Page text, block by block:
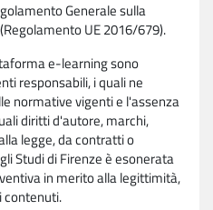
Generale sulla
UE 2016/679).
e-learning sono
responsabili, i quali ne
normative vigenti e l'assenza
diritti d'autore, marchi,
legge, da contratti o
Studi di Firenze è esonerata
in merito alla legittimità,
contenuti.